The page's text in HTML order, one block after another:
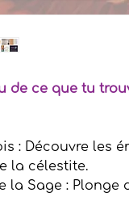
de ce que tu
: Découvre les
la célestite.
la Sage :